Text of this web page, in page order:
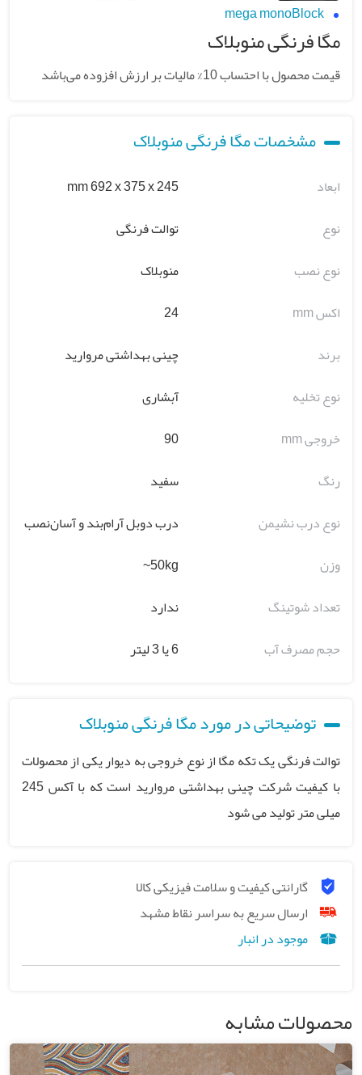
mega monoBlock
مگا فرنگی منوبلاک
قیمت محصول با احتساب 10% مالیات بر ارزش افزوده می‌باشد
مشخصات مگا فرنگی منوبلاک
ابعاد
mm 692 x 375 x 245
نوع
توالت فرنگی
نوع نصب
منوبلاک
اکس mm
24
برند
چینی بهداشتی مروارید
نوع تخلیه
آبشاری
خروجی mm
90
رنگ
سفید
نوع درب نشیمن
درب دوبل آرام‌بند و آسان‌نصب
وزن
50kg~
تعداد شوتینگ
ندارد
حجم مصرف آب
6 یا 3 لیتر
توضیحاتی در مورد مگا فرنگی منوبلاک
توالت فرنگی یک تکه مگا از نوع خروجی به دیوار یکی از محصولات
با کیفیت شرکت چینی بهداشتی مروارید است که با آکس 245
میلی متر تولید می شود
گارانتی کیفیت و سلامت فیزیکی کالا
ارسال سریع به سراسر نقاط مشهد
موجود در انبار
محصولات مشابه